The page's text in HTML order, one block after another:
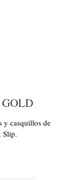
y casquillos de
Slip.